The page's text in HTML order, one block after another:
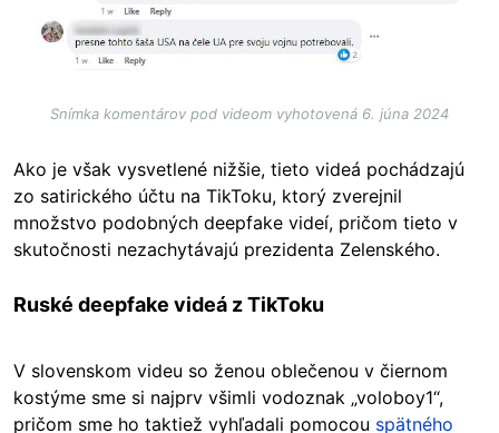
Snímka komentárov pod videom vyhotovená 6. júna 2024
Ako je však vysvetlené nižšie, tieto videá pochádzajú
zo satirického účtu na TikToku, ktorý zverejnil
množstvo podobných deepfake videí, pričom tieto v
skutočnosti nezachytávajú prezidenta Zelenského.
Ruské deepfake videá z TikToku
V slovenskom videu so ženou oblečenou v čiernom
kostýme sme si najprv všimli vodoznak „voloboy1“,
pričom sme ho taktiež vyhľadali pomocou spätného